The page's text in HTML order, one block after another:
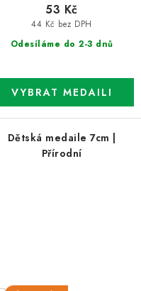
Odesíláme do 2-3 dnů
44 Kč bez DPH
53 Kč
Dětská medaile 7cm |
Přírodní